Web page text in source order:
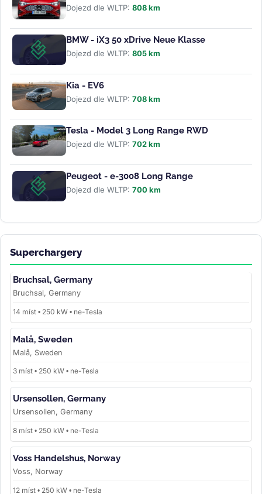
Dojezd dle WLTP: 808 km
BMW - iX3 50 xDrive Neue Klasse
Dojezd dle WLTP: 805 km
Kia - EV6
Dojezd dle WLTP: 708 km
Tesla - Model 3 Long Range RWD
Dojezd dle WLTP: 702 km
Peugeot - e-3008 Long Range
Dojezd dle WLTP: 700 km
Superchargery
Bruchsal, Germany
Bruchsal, Germany
14 míst • 250 kW • ne-Tesla
Malå, Sweden
Malå, Sweden
3 míst • 250 kW • ne-Tesla
Ursensollen, Germany
Ursensollen, Germany
8 míst • 250 kW • ne-Tesla
Voss Handelshus, Norway
Voss, Norway
12 míst • 250 kW • ne-Tesla